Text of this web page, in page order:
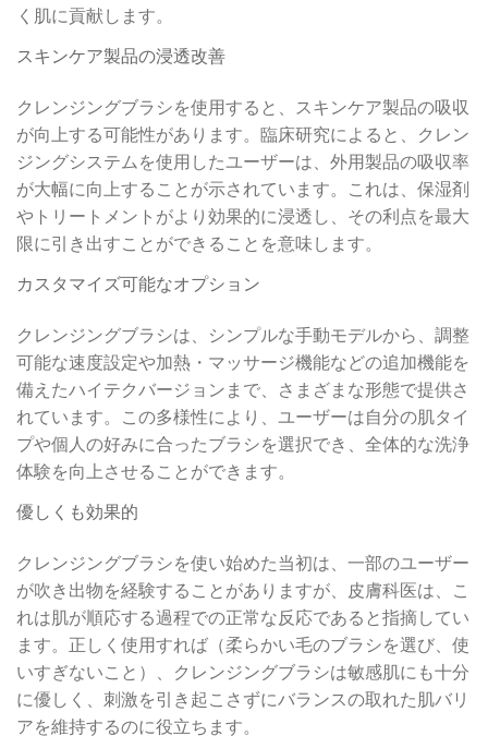
く肌に貢献します。
スキンケア製品の浸透改善
クレンジングブラシを使用すると、スキンケア製品の吸収
が向上する可能性があります。臨床研究によると、クレン
ジングシステムを使用したユーザーは、外用製品の吸収率
が大幅に向上することが示されています。これは、保湿剤
やトリートメントがより効果的に浸透し、その利点を最大
限に引き出すことができることを意味します。
カスタマイズ可能なオプション
クレンジングブラシは、シンプルな手動モデルから、調整
可能な速度設定や加熱・マッサージ機能などの追加機能を
備えたハイテクバージョンまで、さまざまな形態で提供さ
れています。この多様性により、ユーザーは自分の肌タイ
プや個人の好みに合ったブラシを選択でき、全体的な洗浄
体験を向上させることができます。
優しくも効果的
クレンジングブラシを使い始めた当初は、一部のユーザー
が吹き出物を経験することがありますが、皮膚科医は、こ
れは肌が順応する過程での正常な反応であると指摘してい
ます。正しく使用すれば（柔らかい毛のブラシを選び、使
いすぎないこと）、クレンジングブラシは敏感肌にも十分
に優しく、刺激を引き起こさずにバランスの取れた肌バリ
アを維持するのに役立ちます。